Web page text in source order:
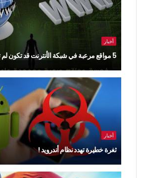
أخبار
5 مواقع مرعبة في شبكة الأنترنت قد تكون لم تسمع بها من قبل.
أخبار
ثغرة خطيرة تهدد نظام أندرويد !